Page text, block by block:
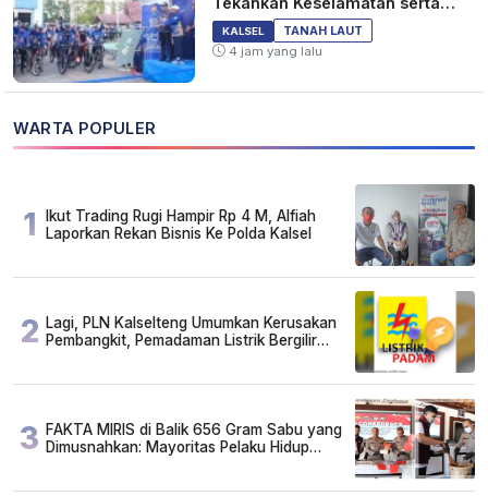
Kebersamaan
KALSEL
TANAH LAUT
4 jam yang lalu
WARTA POPULER
1
Ikut Trading Rugi Hampir Rp 4 M, Alfiah
Laporkan Rekan Bisnis Ke Polda Kalsel
2 Lagi, PLN Kalselteng Umumkan Kerusakan
Pembangkit, Pemadaman Listrik Bergilir
3 FAKTA MIRIS di Balik 656 Gram Sabu yang
Dimusnahkan: Mayoritas Pelaku Hidup